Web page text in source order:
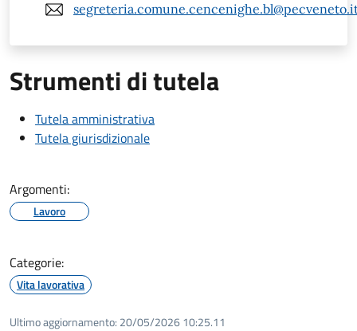
Strumenti di tutela
Tutela amministrativa
Tutela giurisdizionale
Argomenti:
Lavoro
Categorie:
Vita lavorativa
Ultimo aggiornamento: 20/05/2026 10:25.11